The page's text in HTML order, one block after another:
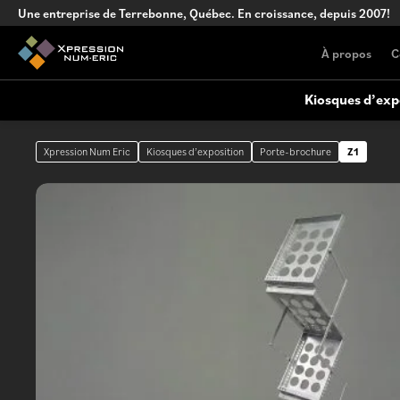
Une entreprise de Terrebonne, Québec. En croissance, depuis 2007!
À propos
Kiosques
Kiosque sur mesure
Comptoirs portables
Comptoir portables versatiles pour
événements
Affichage extérieur
Xpression Num Eric Kiosques d’exposition Porte-brochure Z1